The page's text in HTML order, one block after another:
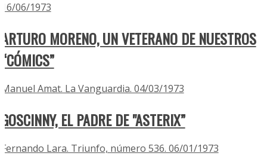
16/06/1973
ARTURO MORENO, UN VETERANO DE NUESTROS
“CÓMICS”
Manuel Amat. La Vanguardia. 04/03/1973
GOSCINNY, EL PADRE DE "ASTERIX”
Fernando Lara. Triunfo, número 536. 06/01/1973